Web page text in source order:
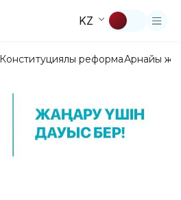
KZ
Конституциялық реформаАрнайы